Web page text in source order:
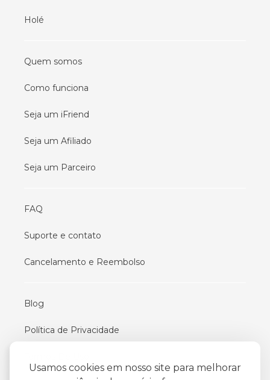
Usamos cookies em nosso site para melhorar
Holé
Quem somos
Como funciona
Seja um iFriend
Seja um Afiliado
Seja um Parceiro
FAQ
Suporte e contato
Cancelamento e Reembolso
Blog
Política de Privacidade